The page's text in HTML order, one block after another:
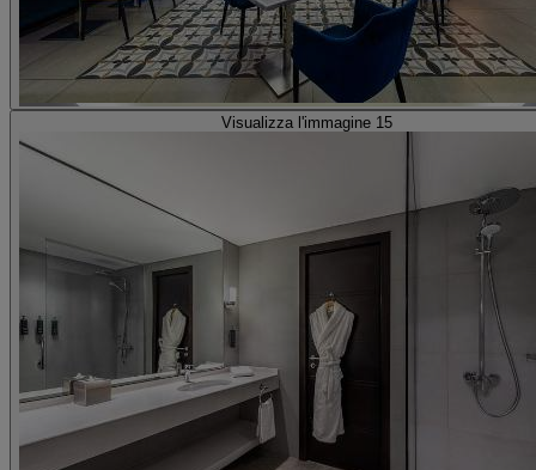
Visualizza l'immagine 15